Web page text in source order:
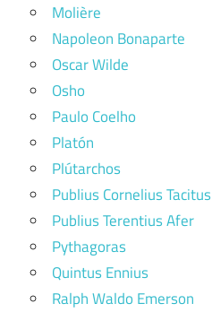
Molière
Napoleon Bonaparte
Oscar Wilde
Osho
Paulo Coelho
Platón
Plútarchos
Publius Cornelius Tacitus
Publius Terentius Afer
Pythagoras
Quintus Ennius
Ralph Waldo Emerson